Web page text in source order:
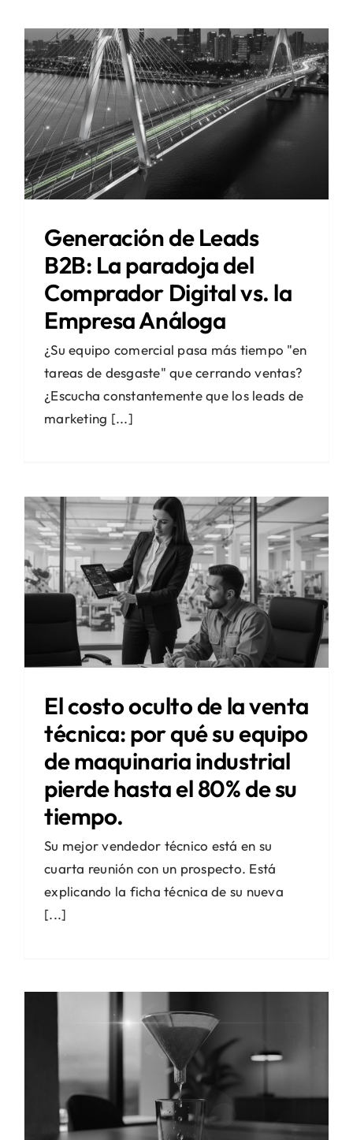
Generación de Leads
B2B: La paradoja del
Comprador Digital vs. la
Empresa Análoga
¿Su equipo comercial pasa más tiempo "en
tareas de desgaste" que cerrando ventas?
¿Escucha constantemente que los leads de
marketing [...]
El costo oculto de la venta
técnica: por qué su equipo
de maquinaria industrial
pierde hasta el 80% de su
tiempo.
Su mejor vendedor técnico está en su
cuarta reunión con un prospecto. Está
explicando la ficha técnica de su nueva
[...]